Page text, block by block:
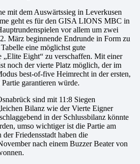
mit dem Auswärtssieg in Leverkusen
geht es für den GISA LIONS MBC in
vor allem um zwei
März beginnende Endrunde in Form zu
eine möglichst gute
„Elite Eight“ zu verschaffen. Mit einer
noch der vierte Platz möglich, der im
best-of-five Heimrecht in der ersten,
garantieren würde.
sind mit 11:8 Siegen
Bilanz wie der Vierte Eigner
in der Schlussbilanz könnte
umso wichtiger ist die Partie am
Friedensstadt haben die
nach einem Buzzer Beater von